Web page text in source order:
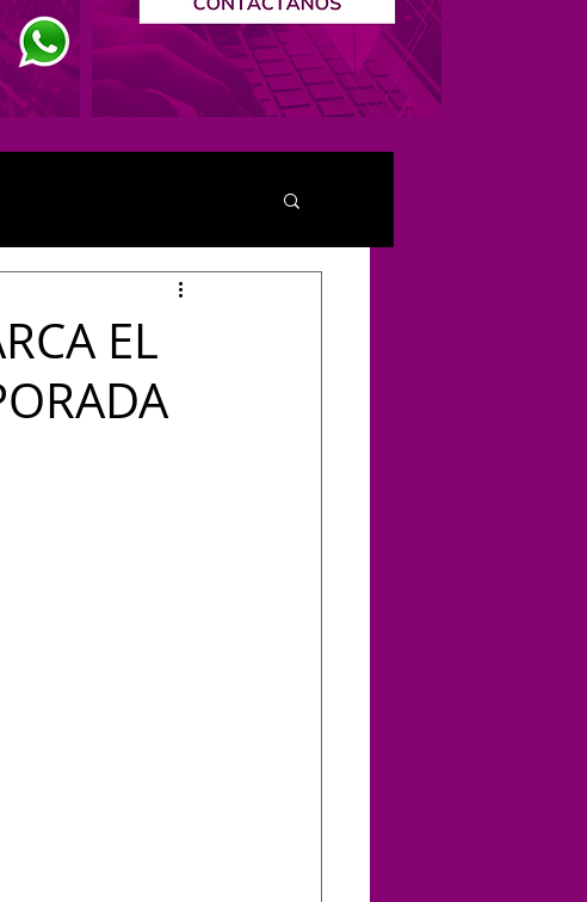
EL